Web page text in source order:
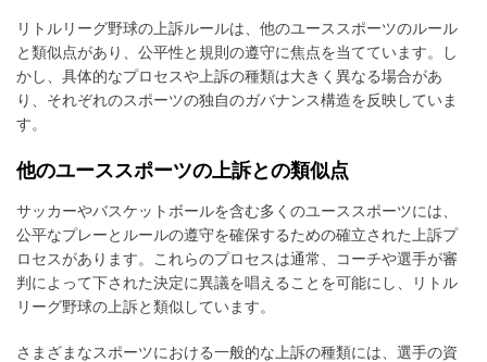
リトルリーグ野球の上訴ルールは、他のユーススポーツのルール
と類似点があり、公平性と規則の遵守に焦点を当てています。し
かし、具体的なプロセスや上訴の種類は大きく異なる場合があ
り、それぞれのスポーツの独自のガバナンス構造を反映していま
す。
他のユーススポーツの上訴との類似点
サッカーやバスケットボールを含む多くのユーススポーツには、
公平なプレーとルールの遵守を確保するための確立された上訴プ
ロセスがあります。これらのプロセスは通常、コーチや選手が審
判によって下された決定に異議を唱えることを可能にし、リトル
リーグ野球の上訴と類似しています。
さまざまなスポーツにおける一般的な上訴の種類には、選手の資